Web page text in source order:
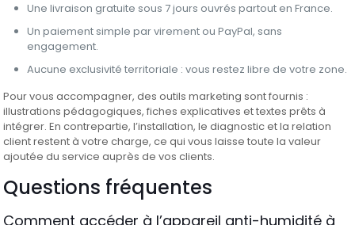
Une livraison gratuite sous 7 jours ouvrés partout en France.
Un paiement simple par virement ou PayPal, sans
engagement.
Aucune exclusivité territoriale : vous restez libre de votre zone.
Pour vous accompagner, des outils marketing sont fournis :
illustrations pédagogiques, fiches explicatives et textes prêts à
intégrer. En contrepartie, l’installation, le diagnostic et la relation
client restent à votre charge, ce qui vous laisse toute la valeur
ajoutée du service auprès de vos clients.
Questions fréquentes
Comment accéder à l’appareil anti-humidité à